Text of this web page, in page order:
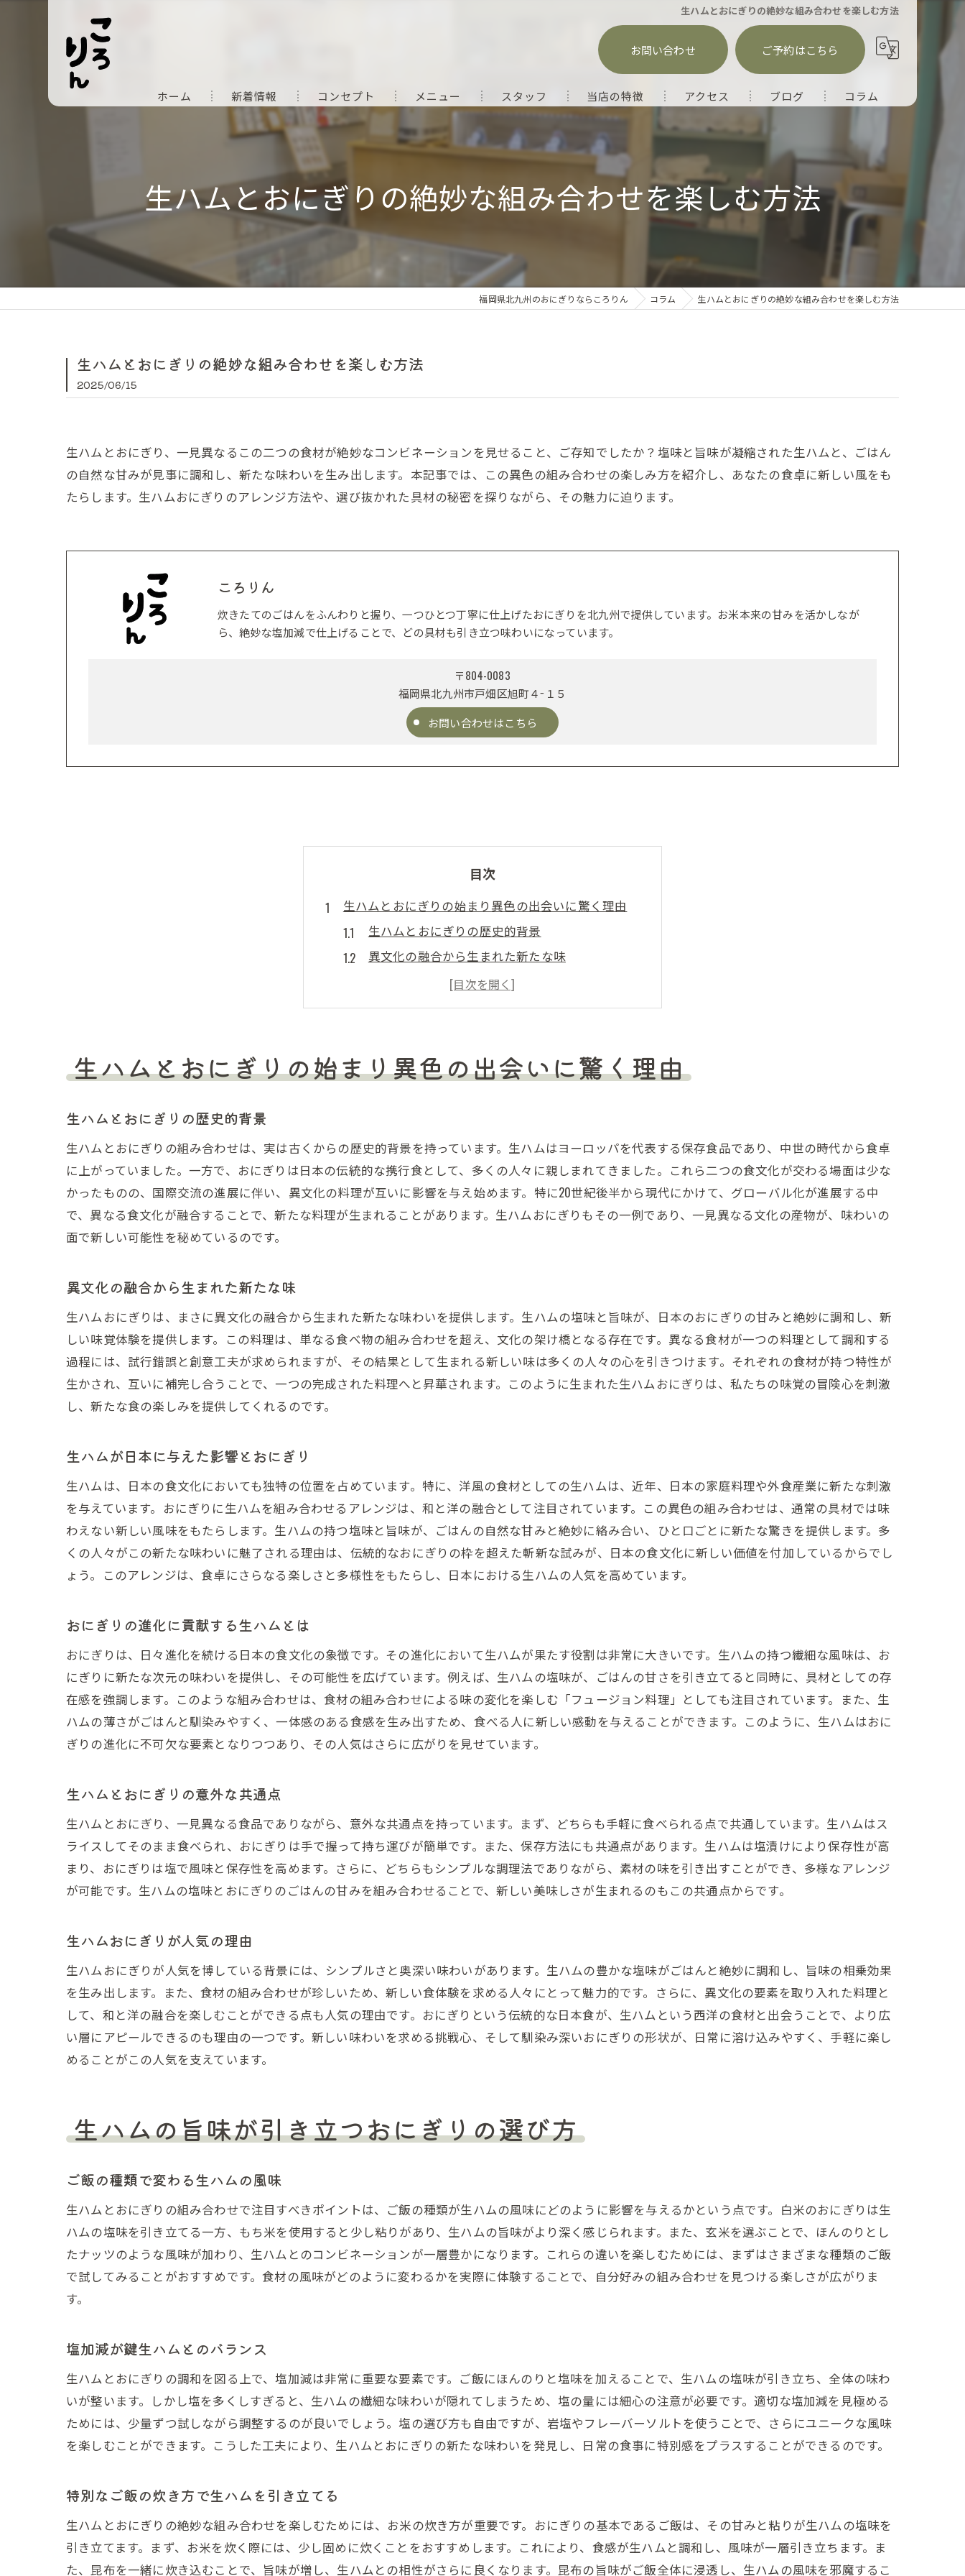
生ハムとおにぎりの絶妙な組み合わせを楽しむ方法
お問い合わせ ご予約はこちら
ホーム 新着情報 コンセプト メニュー スタッフ 当店の特徴
テイクアウト
お弁当
フルーツ飴
アクセス ブログ コラム
生ハムとおにぎりの絶妙な組み合わせを楽しむ方法
福岡県北九州のおにぎりならころりん コラム 生ハムとおにぎりの絶妙な組み合わせを楽しむ方法
生ハムとおにぎりの絶妙な組み合わせを楽しむ方法
2025/06/15
生ハムとおにぎり、一見異なるこの二つの食材が絶妙なコンビネーションを見せること、ご存知でしたか？塩味と旨味が凝縮された生ハムと、ごはん
の自然な甘みが見事に調和し、新たな味わいを生み出します。本記事では、この異色の組み合わせの楽しみ方を紹介し、あなたの食卓に新しい風をも
たらします。生ハムおにぎりのアレンジ方法や、選び抜かれた具材の秘密を探りながら、その魅力に迫ります。
ころりん
炊きたてのごはんをふんわりと握り、一つひとつ丁寧に仕上げたおにぎりを北九州で提供しています。お米本来の甘みを活かしなが
ら、絶妙な塩加減で仕上げることで、どの具材も引き立つ味わいになっています。
〒804-0083
福岡県北九州市戸畑区旭町４−１５
お問い合わせはこちら
目次
生ハムとおにぎりの始まり異色の出会いに驚く理由
生ハムとおにぎりの歴史的背景
異文化の融合から生まれた新たな味
生ハムが日本に与えた影響とおにぎり
おにぎりの進化に貢献する生ハムとは
生ハムおにぎりが人気の理由
生ハムの旨味が引き立つおにぎりの選び方
特別なご飯の炊き方で生ハムを引き立てる
生ハムに合うおにぎりの具材とは
適切な握り方で生ハムの旨味を最大化
おにぎりの具材に生ハムを加える方法
生ハムとチーズで作る濃厚おにぎり
生ハムおにぎりのヘルシーアレンジ
スパイスでアクセントを加える生ハムおにぎり
おにぎりの甘味が生ハムを引き立てる理由
旨味成分の科学生ハムとご飯の相性
生ハムおにぎりで味わう旨味の深さ
生ハムとご飯の絶妙なバランスを解説
風味豊かな生ハムおにぎりの味わい
初心者向け簡単生ハムおにぎりレシピ
プロが教える生ハムおにぎりのコツ
おしゃれな生ハムおにぎりの作り方
お弁当にも最適な生ハムおにぎり
生ハムおにぎりのパーティーメニュー
簡単にできる生ハムおにぎりアレンジ
生ハムおにぎりで四季を楽しむ
生ハムとおにぎり食卓に新風を吹き込むレシピ
毎日の食卓に生ハムおにぎりを取り入れる
生ハムおにぎりが主役の食卓アイデア
生ハムおにぎりで楽しむ朝食レシピ
生ハムおにぎりを極める美味しさの秘訣とコツ
生ハムおにぎりをさらに美味しくする調味料
おにぎりの握り方で変わる生ハムの風味
生ハムおにぎりを美味しくするちょっとした工夫
プロが教える生ハムおにぎりの技術
生ハムとおにぎりの始まり異色の出会いに驚く理由
生ハムとおにぎりの歴史的背景
生ハムとおにぎりの組み合わせは、実は古くからの歴史的背景を持っています。生ハムはヨーロッパを代表する保存食品であり、中世の時代から食卓
に上がっていました。一方で、おにぎりは日本の伝統的な携行食として、多くの人々に親しまれてきました。これら二つの食文化が交わる場面は少な
かったものの、国際交流の進展に伴い、異文化の料理が互いに影響を与え始めます。特に20世紀後半から現代にかけて、グローバル化が進展する中
で、異なる食文化が融合することで、新たな料理が生まれることがあります。生ハムおにぎりもその一例であり、一見異なる文化の産物が、味わいの
面で新しい可能性を秘めているのです。
異文化の融合から生まれた新たな味
生ハムおにぎりは、まさに異文化の融合から生まれた新たな味わいを提供します。生ハムの塩味と旨味が、日本のおにぎりの甘みと絶妙に調和し、新
しい味覚体験を提供します。この料理は、単なる食べ物の組み合わせを超え、文化の架け橋となる存在です。異なる食材が一つの料理として調和する
過程には、試行錯誤と創意工夫が求められますが、その結果として生まれる新しい味は多くの人々の心を引きつけます。それぞれの食材が持つ特性が
生かされ、互いに補完し合うことで、一つの完成された料理へと昇華されます。このように生まれた生ハムおにぎりは、私たちの味覚の冒険心を刺激
し、新たな食の楽しみを提供してくれるのです。
生ハムが日本に与えた影響とおにぎり
生ハムは、日本の食文化においても独特の位置を占めています。特に、洋風の食材としての生ハムは、近年、日本の家庭料理や外食産業に新たな刺激
を与えています。おにぎりに生ハムを組み合わせるアレンジは、和と洋の融合として注目されています。この異色の組み合わせは、通常の具材では味
わえない新しい風味をもたらします。生ハムの持つ塩味と旨味が、ごはんの自然な甘みと絶妙に絡み合い、ひと口ごとに新たな驚きを提供します。多
くの人々がこの新たな味わいに魅了される理由は、伝統的なおにぎりの枠を超えた斬新な試みが、日本の食文化に新しい価値を付加しているからでし
ょう。このアレンジは、食卓にさらなる楽しさと多様性をもたらし、日本における生ハムの人気を高めています。
おにぎりの進化に貢献する生ハムとは
おにぎりは、日々進化を続ける日本の食文化の象徴です。その進化において生ハムが果たす役割は非常に大きいです。生ハムの持つ繊細な風味は、お
にぎりに新たな次元の味わいを提供し、その可能性を広げています。例えば、生ハムの塩味が、ごはんの甘さを引き立てると同時に、具材としての存
在感を強調します。このような組み合わせは、食材の組み合わせによる味の変化を楽しむ「フュージョン料理」としても注目されています。また、生
ハムの薄さがごはんと馴染みやすく、一体感のある食感を生み出すため、食べる人に新しい感動を与えることができます。このように、生ハムはおに
ぎりの進化に不可欠な要素となりつつあり、その人気はさらに広がりを見せています。
生ハムとおにぎりの意外な共通点
生ハムとおにぎり、一見異なる食品でありながら、意外な共通点を持っています。まず、どちらも手軽に食べられる点で共通しています。生ハムはス
ライスしてそのまま食べられ、おにぎりは手で握って持ち運びが簡単です。また、保存方法にも共通点があります。生ハムは塩漬けにより保存性が高
まり、おにぎりは塩で風味と保存性を高めます。さらに、どちらもシンプルな調理法でありながら、素材の味を引き出すことができ、多様なアレンジ
が可能です。生ハムの塩味とおにぎりのごはんの甘みを組み合わせることで、新しい美味しさが生まれるのもこの共通点からです。
生ハムおにぎりが人気の理由
生ハムおにぎりが人気を博している背景には、シンプルさと奥深い味わいがあります。生ハムの豊かな塩味がごはんと絶妙に調和し、旨味の相乗効果
を生み出します。また、食材の組み合わせが珍しいため、新しい食体験を求める人々にとって魅力的です。さらに、異文化の要素を取り入れた料理と
して、和と洋の融合を楽しむことができる点も人気の理由です。おにぎりという伝統的な日本食が、生ハムという西洋の食材と出会うことで、より広
い層にアピールできるのも理由の一つです。新しい味わいを求める挑戦心、そして馴染み深いおにぎりの形状が、日常に溶け込みやすく、手軽に楽し
めることがこの人気を支えています。
生ハムの旨味が引き立つおにぎりの選び方
ご飯の種類で変わる生ハムの風味
生ハムとおにぎりの組み合わせで注目すべきポイントは、ご飯の種類が生ハムの風味にどのように影響を与えるかという点です。白米のおにぎりは生
ハムの塩味を引き立てる一方、もち米を使用すると少し粘りがあり、生ハムの旨味がより深く感じられます。また、玄米を選ぶことで、ほんのりとし
たナッツのような風味が加わり、生ハムとのコンビネーションが一層豊かになります。これらの違いを楽しむためには、まずはさまざまな種類のご飯
で試してみることがおすすめです。食材の風味がどのように変わるかを実際に体験することで、自分好みの組み合わせを見つける楽しさが広がりま
す。
塩加減が鍵生ハムとのバランス
生ハムとおにぎりの調和を図る上で、塩加減は非常に重要な要素です。ご飯にほんのりと塩味を加えることで、生ハムの塩味が引き立ち、全体の味わ
いが整います。しかし塩を多くしすぎると、生ハムの繊細な味わいが隠れてしまうため、塩の量には細心の注意が必要です。適切な塩加減を見極める
ためには、少量ずつ試しながら調整するのが良いでしょう。塩の選び方も自由ですが、岩塩やフレーバーソルトを使うことで、さらにユニークな風味
を楽しむことができます。こうした工夫により、生ハムとおにぎりの新たな味わいを発見し、日常の食事に特別感をプラスすることができるのです。
特別なご飯の炊き方で生ハムを引き立てる
生ハムとおにぎりの絶妙な組み合わせを楽しむためには、お米の炊き方が重要です。おにぎりの基本であるご飯は、その甘みと粘りが生ハムの塩味を
引き立てます。まず、お米を炊く際には、少し固めに炊くことをおすすめします。これにより、食感が生ハムと調和し、風味が一層引き立ちます。ま
た、昆布を一緒に炊き込むことで、旨味が増し、生ハムとの相性がさらに良くなります。昆布の旨味がご飯全体に浸透し、生ハムの風味を邪魔するこ